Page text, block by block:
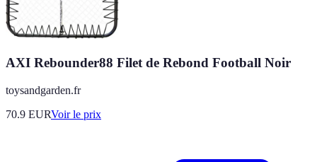
AXI Rebounder88 Filet de Rebond Football Noir
toysandgarden.fr
70.9 EURVoir le prix